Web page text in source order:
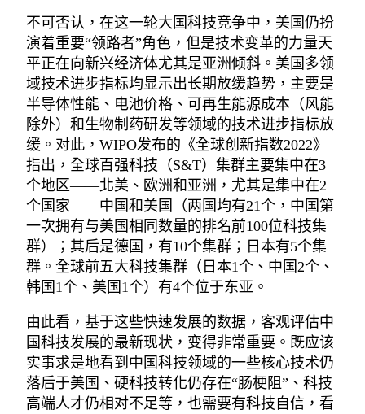
不可否认，在这一轮大国科技竞争中，美国仍扮
演着重要“领路者”角色，但是技术变革的力量天
平正在向新兴经济体尤其是亚洲倾斜。美国多领
域技术进步指标均显示出长期放缓趋势，主要是
半导体性能、电池价格、可再生能源成本（风能
除外）和生物制药研发等领域的技术进步指标放
缓。对此，WIPO发布的《全球创新指数2022》
指出，全球百强科技（S&T）集群主要集中在3
个地区——北美、欧洲和亚洲，尤其是集中在2
个国家——中国和美国（两国均有21个，中国第
一次拥有与美国相同数量的排名前100位科技集
群）；其后是德国，有10个集群；日本有5个集
群。全球前五大科技集群（日本1个、中国2个、
韩国1个、美国1个）有4个位于东亚。
由此看，基于这些快速发展的数据，客观评估中
国科技发展的最新现状，变得非常重要。既应该
实事求是地看到中国科技领域的一些核心技术仍
落后于美国、硬科技转化仍存在“肠梗阻”、科技
高端人才仍相对不足等，也需要有科技自信，看